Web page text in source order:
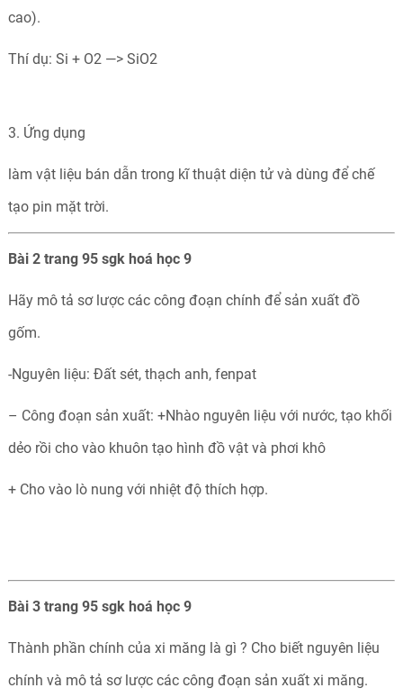
cao).
Thí dụ: Si + O2 —> SiO2
3. Ứng dụng
làm vật liệu bán dẫn trong kĩ thuật diện tử và dùng để chế
tạo pin mặt trời.
Bài 2 trang 95 sgk hoá học 9
Hãy mô tả sơ lược các công đoạn chính để sản xuất đồ
gốm.
-Nguyên liệu: Đất sét, thạch anh, fenpat
– Công đoạn sản xuất: +Nhào nguyên liệu với nước, tạo khối
dẻo rồi cho vào khuôn tạo hình đồ vật và phơi khô
+ Cho vào lò nung với nhiệt độ thích hợp.
Bài 3 trang 95 sgk hoá học 9
Thành phần chính của xi măng là gì ? Cho biết nguyên liệu
chính và mô tả sơ lược các công đoạn sản xuất xi măng.